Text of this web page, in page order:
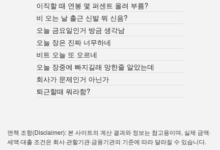
이직할 때 연봉 몇 퍼센트 올려 부름?
비 오는 날 출근 신발 뭐 신음?
오늘 금요일인거 방금 생각남
오늘 장은 진짜 너무하네
비트 오늘 또 오르네
오늘 장중에 빠지길래 망한줄 알았는데
회사가 문제인거 아닌가
퇴근할때 뭐라함?
면책 조항(Disclaimer): 본 사이트의 계산 결과와 정보는 참고용이며, 실제 금액·
세액·대출 조건은 회사·관할기관·금융기관의 기준에 따라 달라질 수 있습니다.